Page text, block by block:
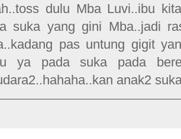
dulu Mba Luvi..ibu
suka yang gini Mba..jadi
pas untung gigit
ya pada suka pada
anak2